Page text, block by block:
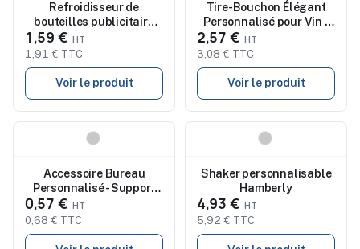
Refroidisseur de
bouteilles publicitaire
Nuisant
1,59 €
1,91 € TTC
Voir le produit
Tire-Bouchon Élégant
Personnalisé pour Vin -
Zydris
2,57 €
3,08 € TTC
Voir le produit
Accessoire Bureau
Personnalisé - Support
Keil
0,57 €
0,68 € TTC
Shaker personnalisable
Hamberly
4,93 €
5,92 € TTC